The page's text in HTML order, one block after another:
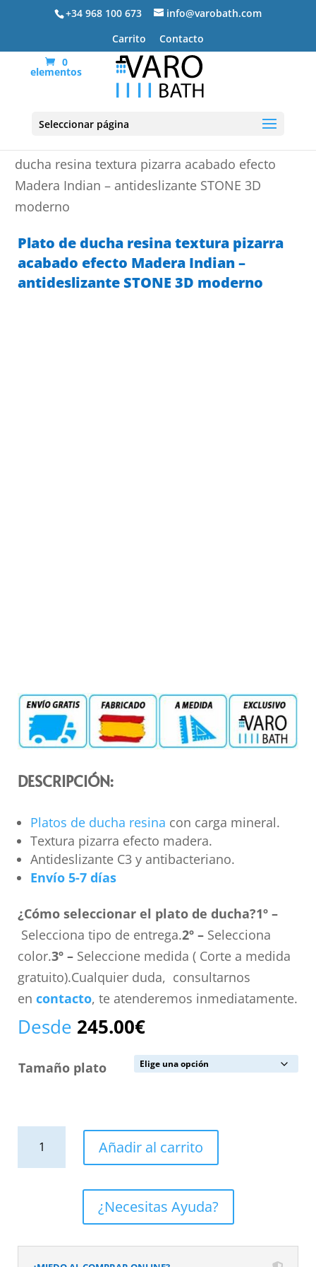
+34 968 100 673
info@varobath.com
Carrito
Contacto
0
elementos
Seleccionar página
ducha resina textura pizarra acabado efecto
Madera Indian – antideslizante STONE 3D
moderno
Plato de ducha resina textura pizarra
acabado efecto Madera Indian –
antideslizante STONE 3D moderno
DESCRIPCIÓN:
Platos de ducha resina con carga mineral.
Textura pizarra efecto madera.
Antideslizante C3 y antibacteriano.
Envío 5-7 días
¿Cómo seleccionar el plato de ducha?1º –
Selecciona tipo de entrega.2º –Selecciona
color.3º –Seleccione medida ( Corte a medida
gratuito).Cualquier duda, consultarnos
en contacto, te atenderemos inmediatamente.
Desde 245.00€
Tamaño plato
pizarra
Añadir al carrito
¿Necesitas Ayuda?